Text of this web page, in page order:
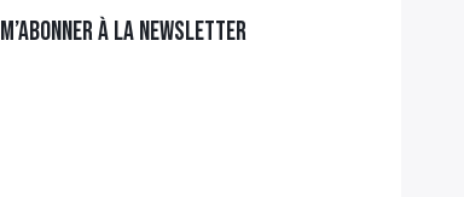
M’abonner à la newsletter